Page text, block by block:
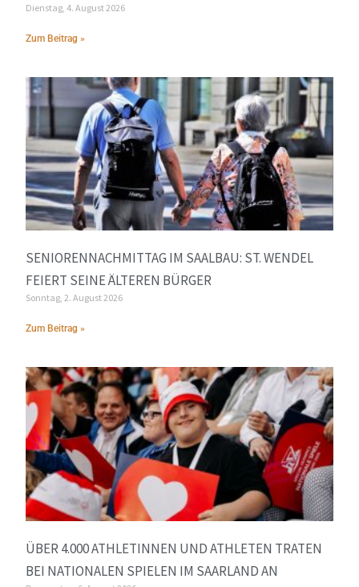
Dienstag, 4. August 2026
Zum Beitrag »
SENIORENNACHMITTAG IM SAALBAU: ST. WENDEL
FEIERT SEINE ÄLTEREN BÜRGER
Sonntag, 2. August 2026
Zum Beitrag »
ÜBER 4.000 ATHLETINNEN UND ATHLETEN TRATEN
BEI NATIONALEN SPIELEN IM SAARLAND AN